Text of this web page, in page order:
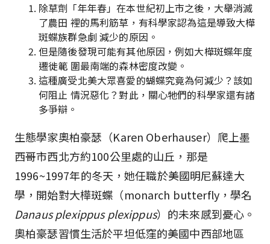
除草劑「年年春」在本世紀初上市之後，大舉消滅
了農田 裡的馬利筋草，有科學家認為這是導致大樺
斑蝶族群急劇 減少的原因。
但是隨後發現可能有其他原因，例如大樺斑蝶年度
遷徙範 圍最南端的森林密度改變。
這種廣受北美大眾喜愛的蝴蝶究竟為何減少？該如
何阻止 情況惡化？對此，關心牠們的科學家還有諸
多爭辯。
生態學家奧柏豪瑟（Karen Oberhauser）爬上墨
西哥市西北方約100公里處的山丘，那是
1996~1997年的冬天，她任職於美國明尼蘇達大
學，開始對大樺斑蝶（monarch butterfly，學名
Danaus plexippus plexippus）的未來感到憂心。
奧柏豪瑟習慣生活於平坦低窪的美國中西部地區